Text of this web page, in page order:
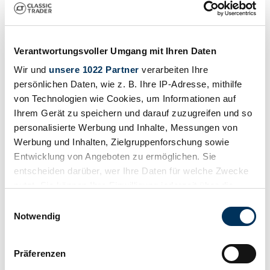
Verantwortungsvoller Umgang mit Ihren Daten
Wir und unsere 1022 Partner verarbeiten Ihre
persönlichen Daten, wie z. B. Ihre IP-Adresse, mithilfe
von Technologien wie Cookies, um Informationen auf
Ihrem Gerät zu speichern und darauf zuzugreifen und so
personalisierte Werbung und Inhalte, Messungen von
Werbung und Inhalten, Zielgruppenforschung sowie
Entwicklung von Angeboten zu ermöglichen. Sie
entscheiden darüber, wer Ihre Daten für welche Zwecke
Trigger Symbol ändern oder widerrufen
Informationen über Ihre geografische Lage
Notwendig
Präferenzen
Liebhaberfahrzeug zum Einsteigen und Spaß haben
Baureihe